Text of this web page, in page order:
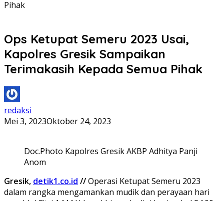
Pihak
Ops Ketupat Semeru 2023 Usai,
Kapolres Gresik Sampaikan
Terimakasih Kepada Semua Pihak
redaksi
Mei 3, 2023Oktober 24, 2023
Doc.Photo Kapolres Gresik AKBP Adhitya Panji
Anom
Gresik, detik1.co.id //Operasi Ketupat Semeru 2023
dalam rangka mengamankan mudik dan perayaan hari